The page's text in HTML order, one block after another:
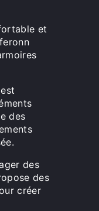
et
des
des
des
créer